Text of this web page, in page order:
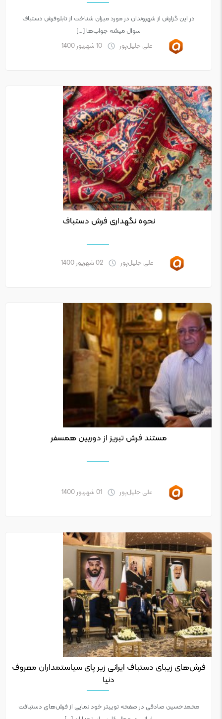
در این گزارش از شهروندان در مورد میزان شناخت از تابلوفرش دستباف
سوال میشه جواب‌ها […]
علی جلیل‌پور
10 شهریور 1400
نحوه نگهداری فرش دستباف
علی جلیل‌پور 02 شهریور 1400
مستند فرش تبریز از دوربین همسفر
علی جلیل‌پور 01 شهریور 1400
فرش‌های زیبای دستباف ایرانی زیر پای سیاستمداران معروف
دنیا
محمدحسین صادقی در صفحه توییتر خود نمایی از فرش‌های دستبافت